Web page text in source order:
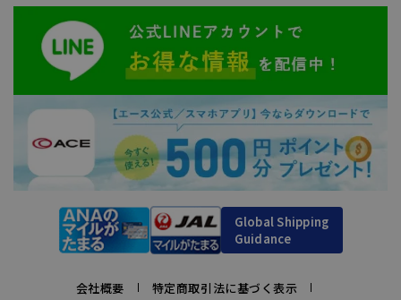
Global Shipping
Guidance
会社概要 特定商取引法に基づく表示